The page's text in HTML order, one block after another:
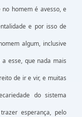
homem é avesso, e
e por isso de
algum, inclusive
esse, que nada mais
de ir e vir, e muitas
do sistema
esperança, pelo